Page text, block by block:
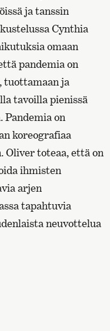
ja tanssin
Cynthia
omaan
pandemia on
tuottamaan ja
tavoilla pienissä
Pandemia on
koreografiaa
Oliver toteaa, että on
ihmisten
arjen
tapahtuvia
neuvottelua